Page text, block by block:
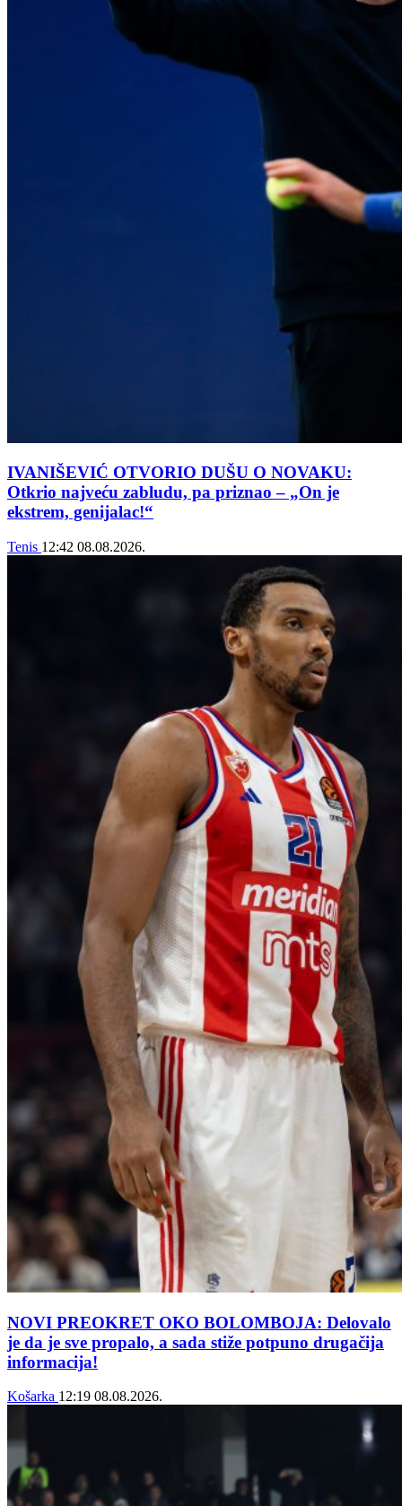
IVANIŠEVIĆ OTVORIO DUŠU O NOVAKU:
Otkrio najveću zabludu, pa priznao – „On je
ekstrem, genijalac!“
Tenis 12:42 08.08.2026.
NOVI PREOKRET OKO BOLOMBOJA: Delovalo
je da je sve propalo, a sada stiže potpuno drugačija
informacija!
Košarka 12:19 08.08.2026.